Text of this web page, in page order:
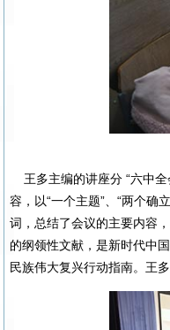
王多主编的讲座分 “六中全
容，以“一个主题”、“两个确
词，总结了会议的主要内容
的纲领性文献，是新时代中
民族伟大复兴行动指南。王